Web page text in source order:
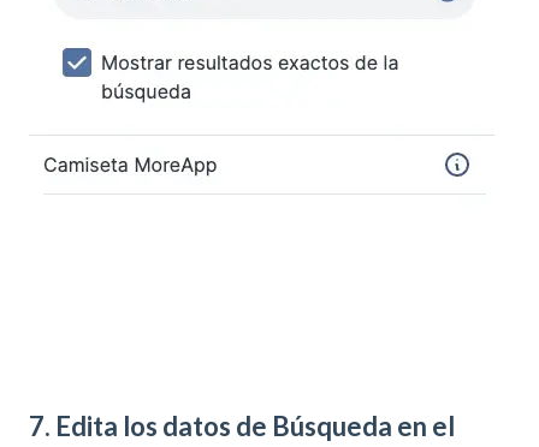
7. Edita los datos de Búsqueda en el